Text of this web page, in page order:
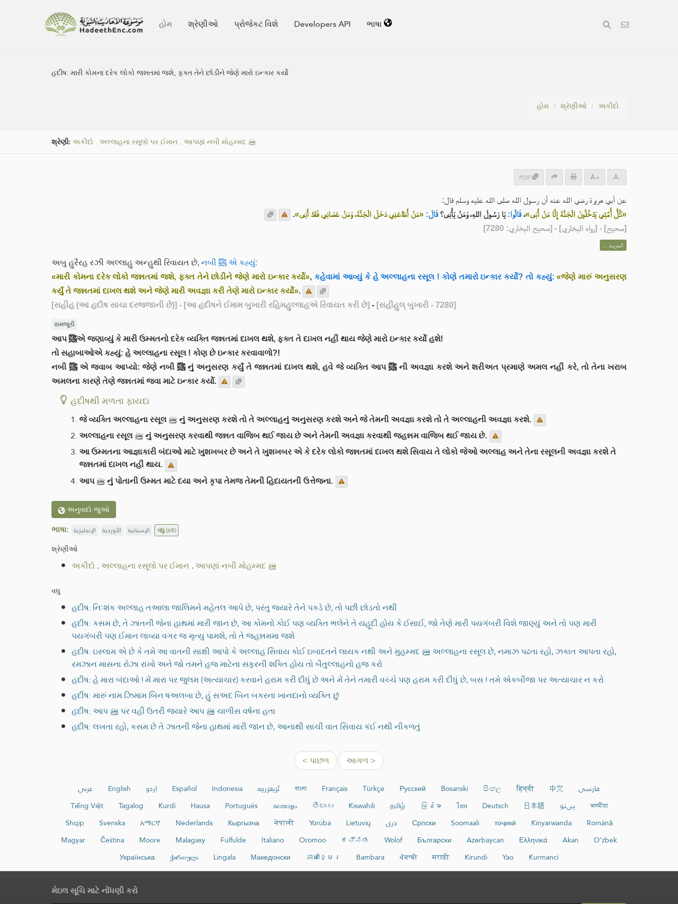
હોમ શ્રેણીઓ પ્રોજેકટ વિશે Developers API ભાષા
હદીષ:મારી કોમના દરેક લોકો જન્નતમાં જશે, ફક્ત તેને છોડીને જેણે મારો ઇન્કાર કર્યો
હોમ શ્રેણીઓ અકીદો
શ્રેણી: અકીદો . અલ્લાહના રસૂલો પર ઈમાન . આપણાં નબી મોહમ્મદ ﷺ .
PDF + -
عن أبي هريرة رضي الله عنه أن رسول الله صلى الله عليه وسلم قال:
«كُلُّ أُمَّتِي يَدْخُلُونَ الْجَنَّةَ إِلَّا مَنْ أَبَى»، قَالُوا: يَا رَسُولَ اللهِ، وَمَنْ يَأْبَى؟ قَالَ: «مَنْ أَطَاعَنِي دَخَلَ الْجَنَّةَ، وَمَنْ عَصَانِي فَقَدْ أَبَى».
[صحيح] - [رواه البخاري] - [صحيح البخاري: 7280]
المزيــد ...
અબુ હુરૈરહ રઝી અલ્લાહુ અન્હુથી રિવાયત છે,
નબી ﷺ એ કહ્યું:
«મારી કોમના દરેક લોકો જન્નતમાં જશે, ફક્ત તેને છોડીને જેણે મારો ઇન્કાર કર્યો», કહેવામાં આવ્યું કે હે અલ્લાહના રસૂલ ! કોણે તમારો ઇન્કાર કર્યો? તો કહ્યું: «જેણે મારું અનુસરણ
કર્યું તે જન્નતમાં દાખલ થશે અને જેણે મારી અવજ્ઞા કરી તેણે મારો ઇન્કાર કર્યો».
[સહીહ (આ હદીષ સાચા દરજજાની છે)] - [આ હદીષને ઈમામ બુખારી રહિમહુલ્લાહએ રિવાયત કરી છે] - [સહીહુલ્ બુખારી - 7280]
સમજૂતી
આપ ﷺએ જણાવ્યું કે મારી ઉમ્મતનો દરેક વ્યક્તિ જન્નતમાં દાખલ થશે, ફક્ત તે દાખલ નહીં થાય જેણે મારો ઇન્કાર કર્યો હશે!
તો સહાબાઓએ કહ્યું: હે અલ્લાહના રસૂલ ! કોણ છે ઇન્કાર કરવાવાળો?!
નબી ﷺ એ જવાબ આપ્યો: જેણે નબી ﷺ નું અનુસરણ કર્યું તે જન્નતમાં દાખલ થશે, હવે જે વ્યક્તિ આપ ﷺ ની અવજ્ઞા કરશે અને શરીઅત પ્રમાણે અમલ નહીં કરે, તો તેના ખરાબ
અમલના કારણે તેણે જન્નતમાં જવા માટે ઇન્કાર કર્યો.
હદીષથી મળતા ફાયદા
જે વ્યક્તિ અલ્લાહના રસૂલ ﷺ નું અનુસરણ કરશે તો તે અલ્લાહનું અનુસરણ કરશે અને જે તેમની અવજ્ઞા કરશે તો તે અલ્લાહની અવજ્ઞા કરશે.
અલ્લાહના રસૂલ ﷺ નું અનુસરણ કરવાથી જન્નત વાજિબ થઈ જાય છે અને તેમની અવજ્ઞા કરવાથી જહન્નમ વાજિબ થઈ જાય છે.
આ ઉમ્મતના આજ્ઞાકારી બંદાઓ માટે ખુશખબર છે અને તે ખુશખબર એ કે દરેક લોકો જન્નતમાં દાખલ થશે સિવાય તે લોકો જેઓ અલ્લાહ અને તેના રસૂલની અવજ્ઞા કરશે તે
જન્નતમાં દાખલ નહીં થાય.
આપ ﷺ નું પોતાની ઉમ્મત માટે દયા અને કૃપા તેમજ તેમની હિદાયતની ઉત્તેજના.
અનુવાદો જુઓ
ભાષા: الإنجليزية الأوردية الإسبانية વધુ(68)
શ્રેણીઓ
અકીદો .અલ્લાહના રસૂલો પર ઈમાન . આપણાં નબી મોહમ્મદ ﷺ
વધુ
હદીષ: નિઃશંક અલ્લાહ તઆલા જાલિમને મહેતલ આપે છે, પરંતુ જ્યારે તેને પકડે છે, તો પછી છોડતો નથી
હદીષ: કસમ છે, તે ઝાતની જેના હાથમાં મારી જાન છે, આ કોમનો કોઈ પણ વ્યક્તિ ભલેને તે યહૂદી હોય કે ઈસાઈ, જો તેણે મારી પયગંબરી વિશે જાણ્યું અને તો પણ મારી
પયગંબરી પણ ઈમાન લાવ્યા વગર જ મૃત્યુ પામશે, તો તે જહન્નમમા જશે
હદીષ: ઇસ્લામ એ છે કે તમે આ વાતની સાક્ષી આપો કે અલ્લાહ સિવાય કોઈ ઇબાદતને લાયક નથી અને મુહમ્મદ ﷺ અલ્લાહના રસૂલ છે, નમાઝ પઢતા રહો, ઝકાત આપતા રહો,
રમઝાન માસના રોઝા રાખો અને જો તમને હજ માટેના સફરની શક્તિ હોય તો બૈતુલ્લાહનો હજ કરો
હદીષ: હે મારા બંદાઓ ! મેં મારા પર જુલમ (અત્યાચાર) કરવાને હરામ કરી દીધું છે અને મેં તેને તમારી વચ્ચે પણ હરામ કરી દીધું છે, બસ ! તમે એકબીજા પર અત્યાચાર ન કરો
હદીષ: મારું નામ ઝિમામ બિન ષઅલબા છે, હું સઅદ બિન બકરના ખાનદાનો વ્યક્તિ છું
હદીષ: આપ ﷺ પર વહી ઉતરી જ્યારે આપ ﷺ ચાળીસ વર્ષના હતા
હદીષ: લખતા રહો, કસમ છે તે ઝાતની જેના હાથમાં મારી જાન છે, આનાથી સાચી વાત સિવાય કંઈ નથી નીકળતું
< પાછળ આગળ >
عربي English اردو Español Indonesia ئۇيغۇرچە বাংলা Français Türkçe Русский Bosanski සිංහල हिन्दी 中文
فارسی
Tiếng Việt
Tagalog Kurdî Hausa Português മലയാളം తెలుగు Kiswahili தமிழ் မြန်မာ ไทย Deutsch 日本語 پښتو
অসমীয়া
Shqip
Svenska አማርኛ Nederlands Кыргызча नेपाली Yorùbá Lietuvių دری Српски Soomaali тоҷикӣ Kinyarwanda
Română
Magyar
Čeština Moore Malagasy Fulfulde Italiano Oromoo ಕನ್ನಡ Wolof Български Azərbaycan Ελληνικά Akan
O‘zbek
Українська
ქართული Lingala Македонски ភាសាខ្មែរ Bambara ਪੰਜਾਬੀ मराठी Kirundi Yao Kurmancî
મેઇલ સૂચિ માટે નોંધણી કરો